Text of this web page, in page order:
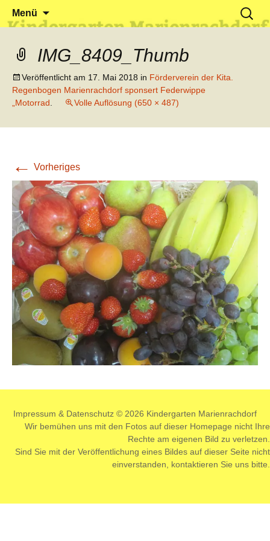
Kindergarten Marienrachdorf
Klein reingehen – Groß rauskommen
Menü
Suchen
nach:
IMG_8409_Thumb
Veröffentlicht am 17. Mai 2018 in Förderverein der Kita.
Regenbogen Marienrachdorf sponsert Federwippe
„Motorrad
Volle Auflösung (650 × 487)
← Vorheriges
Impressum & Datenschutz © 2026 Kindergarten Marienrachdorf
Wir bemühen uns mit den Fotos auf dieser Homepage nicht Ihre
Rechte am eigenen Bild zu verletzen.
Sind Sie mit der Veröffentlichung eines Bildes auf dieser Seite nicht
einverstanden, kontaktieren Sie uns bitte.